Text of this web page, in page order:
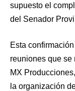
supuesto el
del Senador
Esta
reuniones que se
MX
la organización